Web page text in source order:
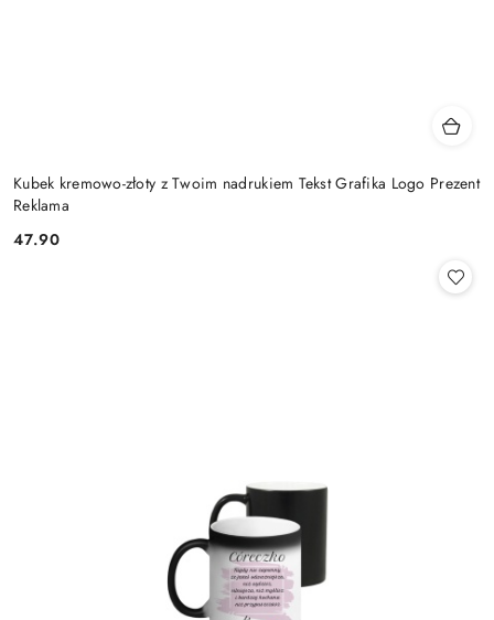
Kubek kremowo-złoty z Twoim nadrukiem Tekst Grafika Logo Prezent
Reklama
Cena:
47.90